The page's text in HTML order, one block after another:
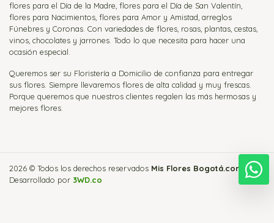
flores para el Día de la Madre, flores para el Día de San Valentín,
flores para Nacimientos, flores para Amor y Amistad, arreglos
Fúnebres y Coronas. Con variedades de flores, rosas, plantas, cestas,
vinos, chocolates y jarrones. Todo lo que necesita para hacer una
ocasión especial.
Queremos ser su Floristería a Domicilio de confianza para entregar
sus flores. Siempre llevaremos flores de alta calidad y muy frescas.
Porque queremos que nuestros clientes regalen las más hermosas y
mejores flores.
2026 © Todos los derechos reservados Mis Flores Bogotá.com
Desarrollado por 3WD.co